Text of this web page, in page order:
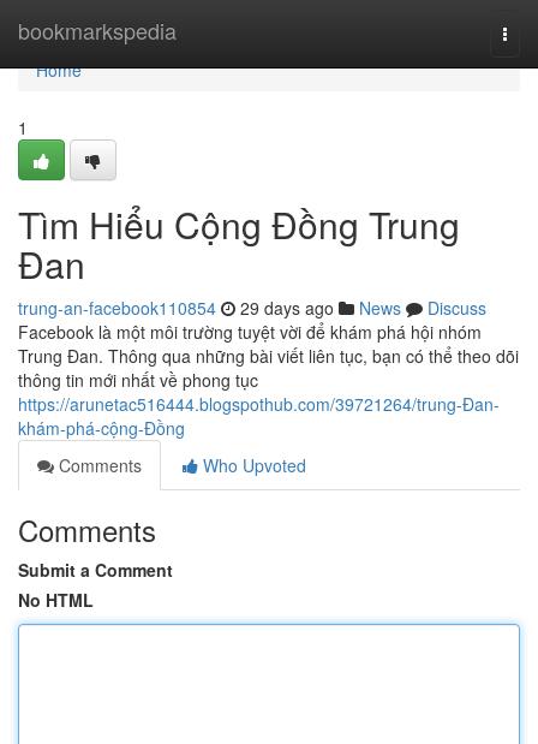
bookmarkspedia
Home
Home
1
Tìm Hiểu Cộng Đồng Trung
Đan
trung-an-facebook110854 29 days ago News
Discuss
Facebook là một môi trường tuyệt vời để khám phá hội nhóm
Trung Đan. Thông qua những bài viết liên tục, bạn có thể theo dõi
thông tin mới nhất về phong tục
https://arunetac516444.blogspothub.com/39721264/trung-Đan-
khám-phá-cộng-Đồng
Comments
Who Upvoted
Comments
Submit a Comment
No HTML